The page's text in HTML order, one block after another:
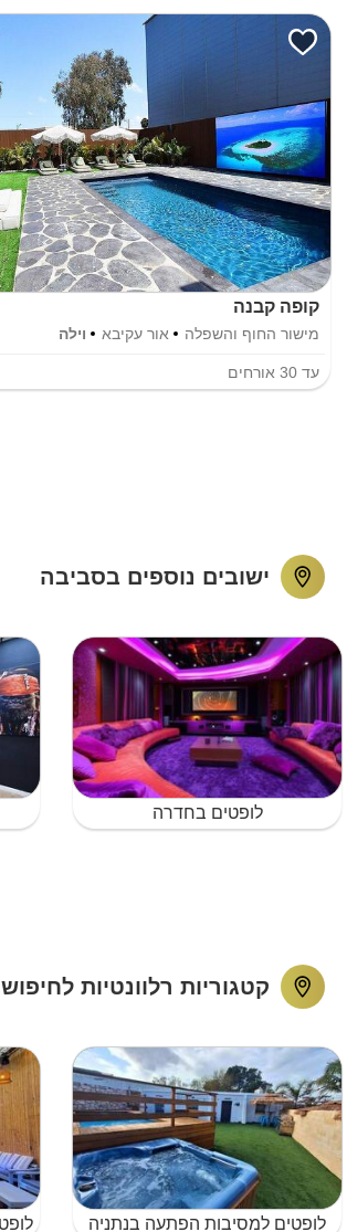
קופה קבנה
מישור החוף והשפלה אור עקיבא וילה
עד 30 אורחים
ישובים נוספים בסביבה
לופטים בחדרה
קטגוריות רלוונטיות לחיפוש
לופטים למסיבות הפתעה בנתניה